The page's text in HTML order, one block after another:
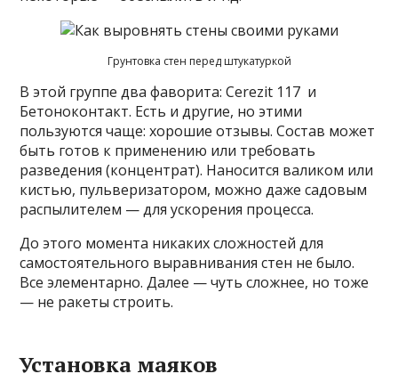
Грунтовка стен перед штукатуркой
В этой группе два фаворита: Cerezit 117 и
Бетоноконтакт. Есть и другие, но этими
пользуются чаще: хорошие отзывы. Состав может
быть готов к применению или требовать
разведения (концентрат). Наносится валиком или
кистью, пульверизатором, можно даже садовым
распылителем — для ускорения процесса.
До этого момента никаких сложностей для
самостоятельного выравнивания стен не было.
Все элементарно. Далее — чуть сложнее, но тоже
— не ракеты строить.
Установка маяков